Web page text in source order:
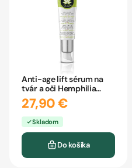
Anti-age lift sérum na
tvár a oči Hemphilia
30ml
27,90 €
Skladom
Do košíka